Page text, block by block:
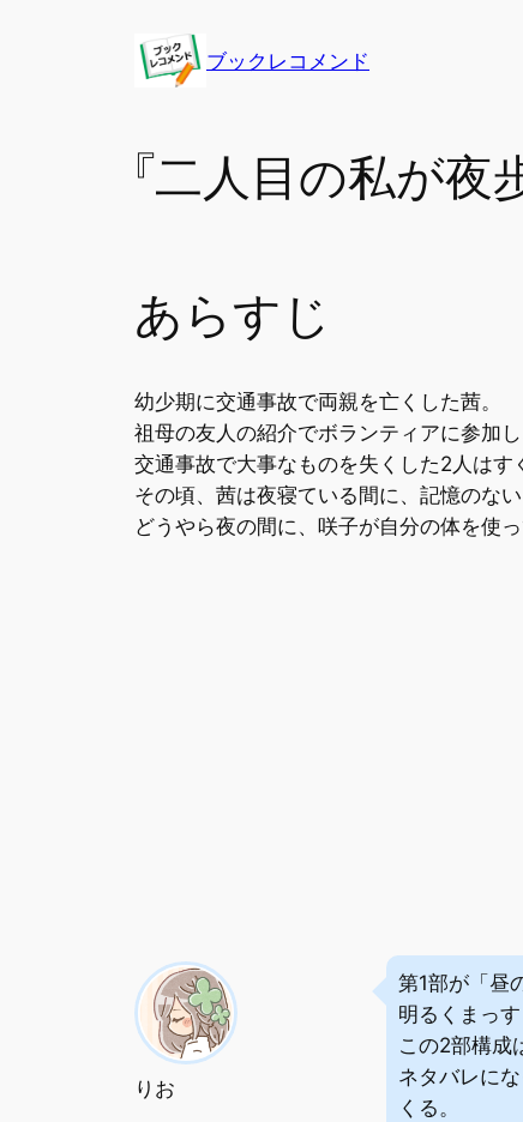
ブックレコメンド
『二人目の私が
あらすじ
幼少期に交通事故で両親を亡くした茜。
祖母の友人の紹介でボランティアに参加
交通事故で大事なものを失くした2人はす
その頃、茜は夜寝ている間に、記憶のな
どうやら夜の間に、咲子が自分の体を使
りお
第1部が「昼
明るくまっ
この2部構成
ネタバレに
くる。